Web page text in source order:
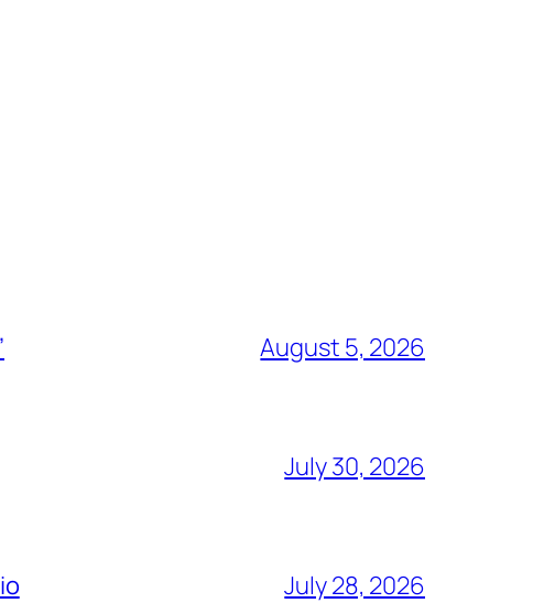
August 5, 2026
July 30, 2026
July 28, 2026